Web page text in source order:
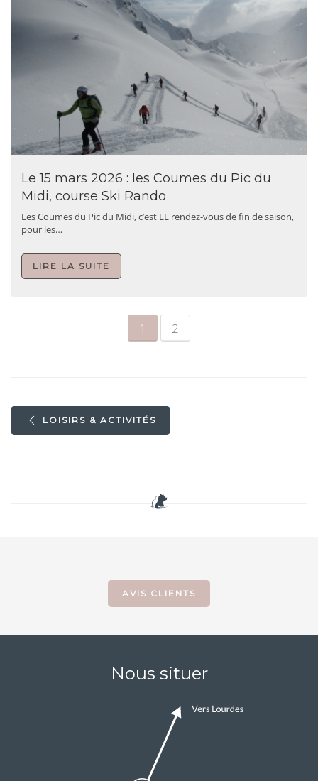
Le 15 mars 2026 : les Coumes du Pic du
Midi, course Ski Rando
Les Coumes du Pic du Midi, c’est LE rendez-vous de fin de saison,
pour les…
LIRE LA SUITE
1 2
LOISIRS & ACTIVITÉS
AVIS CLIENTS
Nous situer